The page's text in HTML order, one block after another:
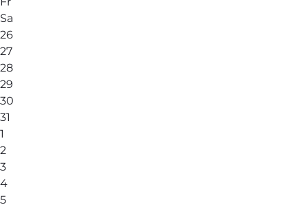
Sa
26
27
28
29
30
31
1
2
3
4
5